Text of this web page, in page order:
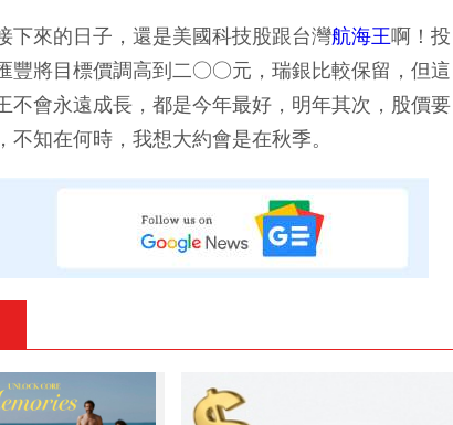
下來的日子，還是美國科技股跟台灣航海王啊！投
豐將目標價調高到二○○元，瑞銀比較保留，但這
會永遠成長，都是今年最好，明年其次，股價要
知在何時，我想大約會是在秋季。